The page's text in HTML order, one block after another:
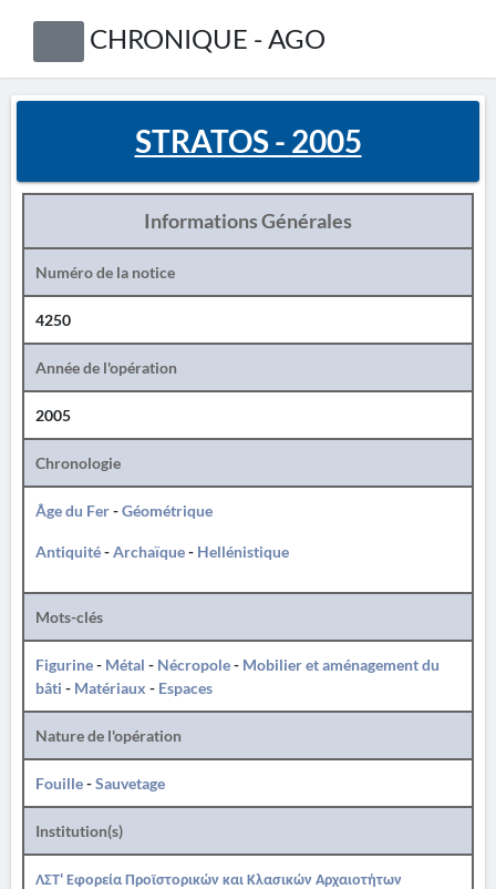
CHRONIQUE - AGO
STRATOS - 2005
Informations Générales
Numéro de la notice
4250
Année de l'opération
2005
Chronologie
Âge du Fer-Géométrique
Antiquité-Archaïque- Hellénistique
Mots-clés
Figurine- Métal - Nécropole- Mobilier et aménagement du
bâti - Matériaux - Espaces
Nature de l'opération
Fouille-Sauvetage
Institution(s)
ΛΣΤ' Εφορεία Προϊστορικών και Κλασικών Αρχαιοτήτων